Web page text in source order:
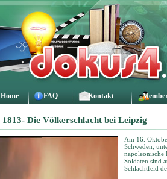
Home FAQ Kontakt
1813- Die Völkerschlacht bei Leipzig
Am 16.
Schweden,
napoleonische
Soldaten sind
Schlachtfeld